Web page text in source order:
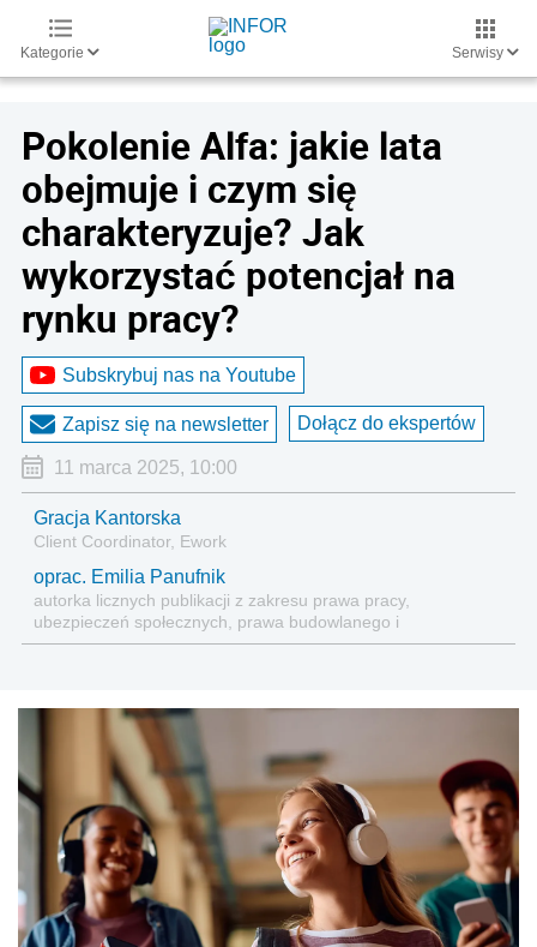
Kategorie Serwisy
Pokolenie Alfa: jakie lata
obejmuje i czym się
charakteryzuje? Jak
wykorzystać potencjał na
rynku pracy?
Subskrybuj nas na Youtube
Zapisz się na newsletter Dołącz do ekspertów
11 marca 2025, 10:00
Gracja Kantorska
Client Coordinator, Ework
oprac. Emilia Panufnik
autorka licznych publikacji z zakresu prawa pracy,
ubezpieczeń społecznych, prawa budowlanego i
nieruchomości